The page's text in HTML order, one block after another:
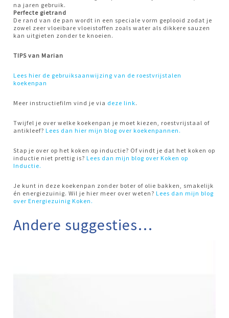
na jaren gebruik.
Perfecte gietrand
De rand van de pan wordt in een speciale vorm geplooid zodat je
zowel zeer vloeibare vloeistoffen zoals water als dikkere sauzen
kan uitgieten zonder te knoeien.
TIPS van Marian
Lees hier de gebruiksaanwijzing van de roestvrijstalen
koekenpan
Meer instructiefilm vind je via deze link.
Twijfel je over welke koekenpan je moet kiezen, roestvrijstaal of
antikleef?Lees dan hier mijn blog over koekenpannen.
Stap je over op het koken op inductie? Of vindt je dat het koken op
inductie niet prettig is?Lees dan mijn blog over Koken op
Inductie.
Je kunt in deze koekenpan zonder boter of olie bakken, smakelijk
én energiezuinig. Wil je hier meer over weten?Lees dan mijn blog
over Energiezuinig Koken.
Andere suggesties…